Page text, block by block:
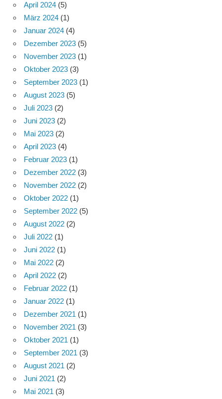
April 2024 (5)
März 2024 (1)
Januar 2024 (4)
Dezember 2023 (5)
November 2023 (1)
Oktober 2023 (3)
September 2023 (1)
August 2023 (5)
Juli 2023 (2)
Juni 2023 (2)
Mai 2023 (2)
April 2023 (4)
Februar 2023 (1)
Dezember 2022 (3)
November 2022 (2)
Oktober 2022 (1)
September 2022 (5)
August 2022 (2)
Juli 2022 (1)
Juni 2022 (1)
Mai 2022 (2)
April 2022 (2)
Februar 2022 (1)
Januar 2022 (1)
Dezember 2021 (1)
November 2021 (3)
Oktober 2021 (1)
September 2021 (3)
August 2021 (2)
Juni 2021 (2)
Mai 2021 (3)